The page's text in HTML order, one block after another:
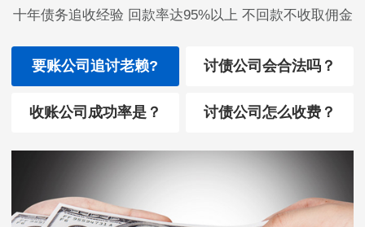
十年债务追收经验 回款率达95%以上 不回款不收取佣金
要账公司追讨老赖? 讨债公司会合法吗？
收账公司成功率是？ 讨债公司怎么收费？